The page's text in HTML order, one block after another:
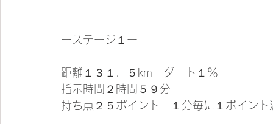
ーステージ１ー
距離１３１．５km　ダート１％
指示時間２時間５９分
持ち点２５ポイント　１分毎に１ポイント